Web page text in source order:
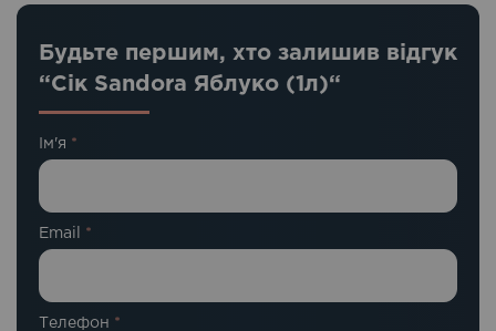
Будьте першим, хто залишив відгук
“Сік Sandora Яблуко (1л)“
Ім'я *
Email *
Телефон *